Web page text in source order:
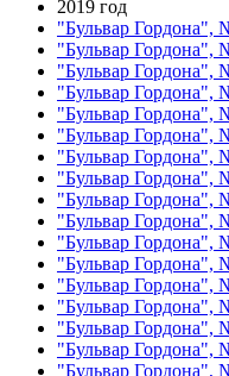
2019 год
"Бульвар Гордона",
"Бульвар Гордона",
"Бульвар Гордона",
"Бульвар Гордона",
"Бульвар Гордона",
"Бульвар Гордона",
"Бульвар Гордона",
"Бульвар Гордона",
"Бульвар Гордона",
"Бульвар Гордона",
"Бульвар Гордона",
"Бульвар Гордона",
"Бульвар Гордона",
"Бульвар Гордона",
"Бульвар Гордона",
"Бульвар Гордона",
"Бульвар Гордона",